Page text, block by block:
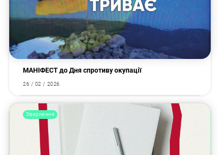
МАНІФЕСТ до Дня спротиву окупації
26 / 02 / 2026
Звернення